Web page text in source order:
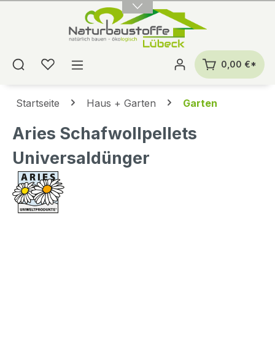
0,00 €*
Startseite Haus + Garten Garten
Aries Schafwollpellets
Universaldünger